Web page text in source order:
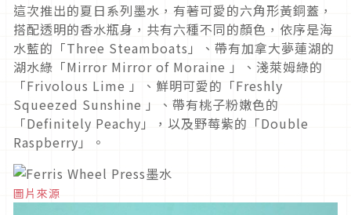
這次推出的夏日系列墨水，有著可愛的六角形黃銅蓋，
搭配透明的香水瓶身，共有六種不同的顏色，依序是海
水藍的「Three Steamboats」、帶有加拿大夢蓮湖的
湖水綠「Mirror Mirror of Moraine 」、淺萊姆綠的
「Frivolous Lime 」、鮮明可愛的「Freshly
Squeezed Sunshine 」、帶有桃子粉嫩色的
「Definitely Peachy」，以及野莓紫的「Double
Raspberry」。
圖片來源